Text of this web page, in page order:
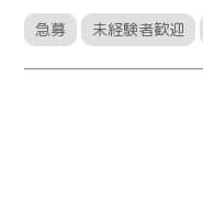
急募 未経験者歓迎